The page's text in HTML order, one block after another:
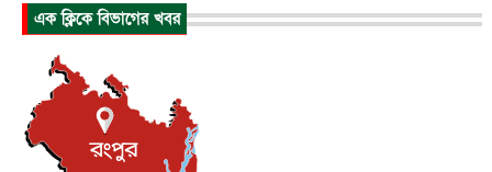
আন্তর্জাতিক ৬ আগস্ট, ২০২৬
টি-টোয়েন্টি ইতিহাসের সর্বোচ্চ রানের মালিক এখন জস বাটলার
এক ক্লিকে বিভাগের খবর